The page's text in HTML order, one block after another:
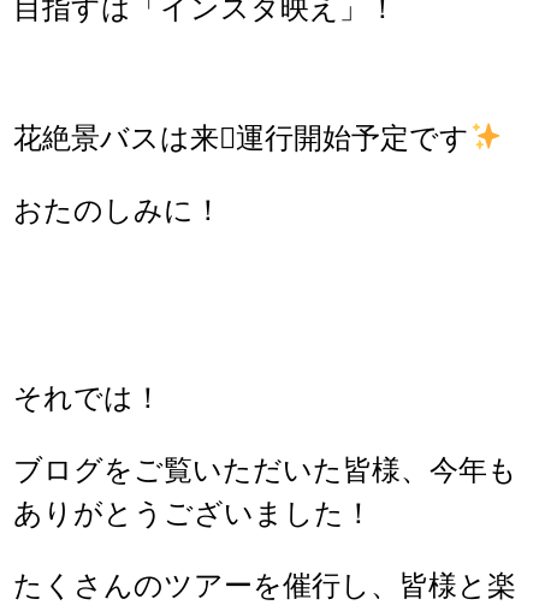
目指すは「インスタ映え」！
花絶景バスは来運行開始予定です
おたのしみに！
それでは！
ブログをご覧いただいた皆様、今年も
ありがとうございました！
たくさんのツアーを催行し、皆様と楽